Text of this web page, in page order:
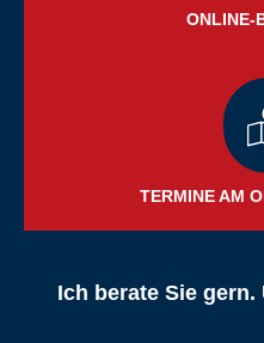
ONLINE-
TERMINE AM
Ich berate Sie